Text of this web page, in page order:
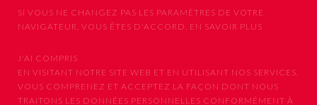
SI VOUS NE CHANGEZ PAS LES PARAMÈTRES DE VOTRE
NAVIGATEUR, VOUS ÊTES D'ACCORD. EN SAVOIR PLUS
J'AI COMPRIS
EN VISITANT NOTRE SITE WEB ET EN UTILISANT NOS SERVICES,
VOUS COMPRENEZ ET ACCEPTEZ LA FAÇON DONT NOUS
TRAITONS LES DONNÉES PERSONNELLES CONFORMÉMENT À